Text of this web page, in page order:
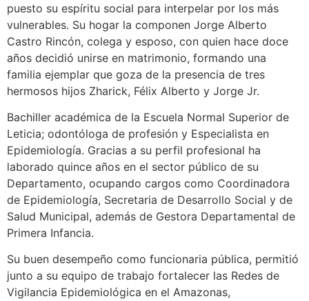
puesto su espíritu social para interpelar por los más
vulnerables. Su hogar la componen Jorge Alberto
Castro Rincón, colega y esposo, con quien hace doce
años decidió unirse en matrimonio, formando una
familia ejemplar que goza de la presencia de tres
hermosos hijos Zharick, Félix Alberto y Jorge Jr.
Bachiller académica de la Escuela Normal Superior de
Leticia; odontóloga de profesión y Especialista en
Epidemiología. Gracias a su perfil profesional ha
laborado quince años en el sector público de su
Departamento, ocupando cargos como Coordinadora
de Epidemiología, Secretaria de Desarrollo Social y de
Salud Municipal, además de Gestora Departamental de
Primera Infancia.
Su buen desempeño como funcionaria pública, permitió
junto a su equipo de trabajo fortalecer las Redes de
Vigilancia Epidemiológica en el Amazonas,